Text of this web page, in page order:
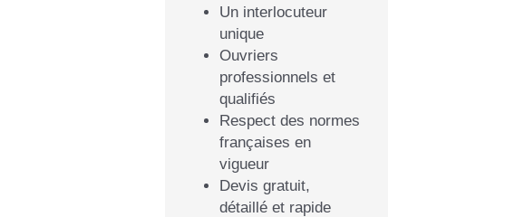
Un interlocuteur
unique
Ouvriers
professionnels et
qualifiés
Respect des normes
françaises en
vigueur
Devis gratuit,
détaillé et rapide